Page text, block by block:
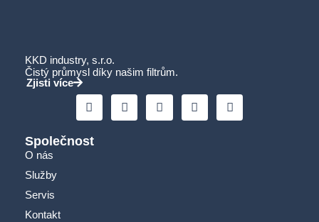
KKD industry, s.r.o.
Čistý průmysl díky našim filtrům.
Zjisti více
Společnost
O nás
Služby
Servis
Kontakt